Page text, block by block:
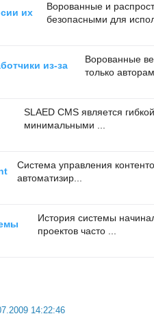
их
Ворованные и
безопасными для
из-за
Ворованные
только
SLAED CMS является
минимальными ...
Система управления
автоматизир...
История системы
проектов часто ...
14:22:46